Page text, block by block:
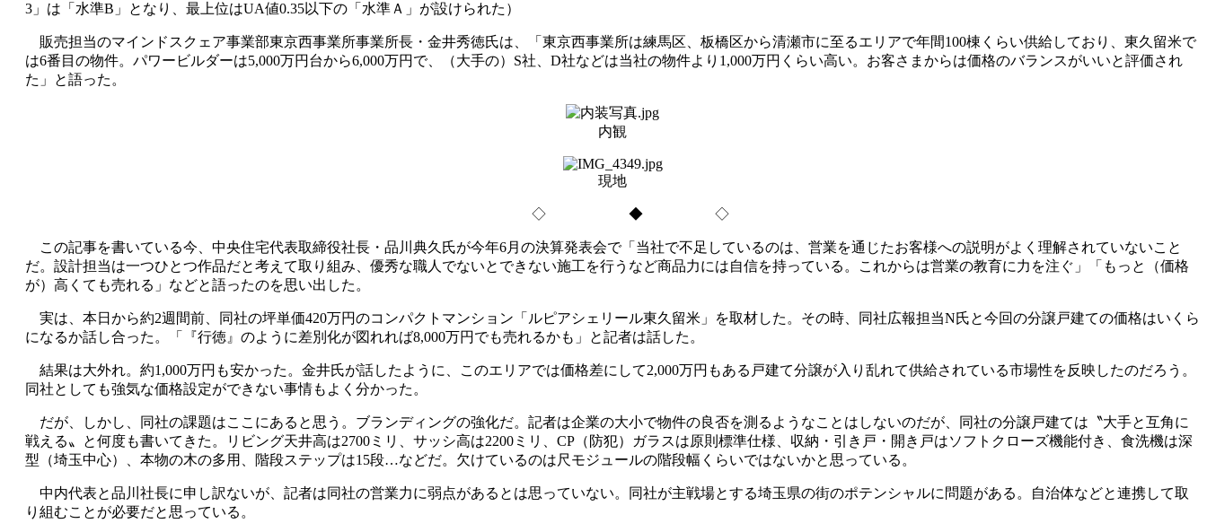
3」は「水準B」となり、最上位はUA値0.35以下の「水準Ａ」が設けられた）
販売担当のマインドスクェア事業部東京西事業所事業所長・金井秀徳氏は、「東京西事業所は練馬区、板橋区から清瀬市に至るエリアで年間100棟くらい供給しており、東久留米で
は6番目の物件。パワービルダーは5,000万円台から6,000万円で、（大手の）S社、D社などは当社の物件より1,000万円くらい高い。お客さまからは価格のバランスがいいと評価され
た」と語った。
内観
現地
◇ ◆ ◇
この記事を書いている今、中央住宅代表取締役社長・品川典久氏が今年6月の決算発表会で「当社で不足しているのは、営業を通じたお客様への説明がよく理解されていないこと
だ。設計担当は一つひとつ作品だと考えて取り組み、優秀な職人でないとできない施工を行うなど商品力には自信を持っている。これからは営業の教育に力を注ぐ」「もっと（価格
が）高くても売れる」などと語ったのを思い出した。
実は、本日から約2週間前、同社の坪単価420万円のコンパクトマンション「ルピアシェリール東久留米」を取材した。その時、同社広報担当N氏と今回の分譲戸建ての価格はいくら
になるか話し合った。「『行徳』のように差別化が図れれば8,000万円でも売れるかも」と記者は話した。
結果は大外れ。約1,000万円も安かった。金井氏が話したように、このエリアでは価格差にして2,000万円もある戸建て分譲が入り乱れて供給されている市場性を反映したのだろう。
同社としても強気な価格設定ができない事情もよく分かった。
だが、しかし、同社の課題はここにあると思う。ブランディングの強化だ。記者は企業の大小で物件の良否を測るようなことはしないのだが、同社の分譲戸建ては〝大手と互角に
戦える〟と何度も書いてきた。リビング天井高は2700ミリ、サッシ高は2200ミリ、CP（防犯）ガラスは原則標準仕様、収納・引き戸・開き戸はソフトクローズ機能付き、食洗機は深
型（埼玉中心）、本物の木の多用、階段ステップは15段…などだ。欠けているのは尺モジュールの階段幅くらいではないかと思っている。
中内代表と品川社長に申し訳ないが、記者は同社の営業力に弱点があるとは思っていない。同社が主戦場とする埼玉県の街のポテンシャルに問題がある。自治体などと連携して取
り組むことが必要だと思っている。